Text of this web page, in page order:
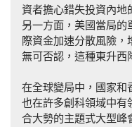
資者擔心錯失投資內地
另一方面，美國當局的
際資金加速分散風險，
無可否認，這種東升西
在全球變局中，國家和
也在許多創科領域中有
合大勢的主題式大型峰